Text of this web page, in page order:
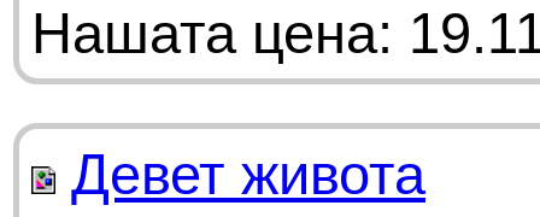
Нашата цена:
Девет живота